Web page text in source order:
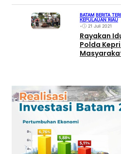
BATAM BERITA
KEPULAUAN RIAU
•
21 Juli 2021
Rayakan
Polda